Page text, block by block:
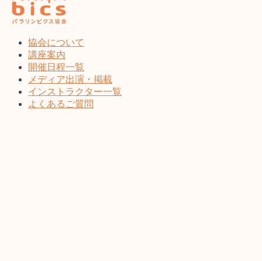
協会について
講座案内
開催日程一覧
メディア出演・掲載
インストラクター一覧
よくあるご質問